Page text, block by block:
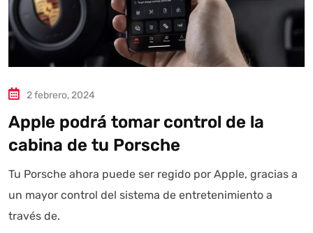
2 febrero, 2024
Apple podrá tomar control de la
cabina de tu Porsche
Tu Porsche ahora puede ser regido por Apple, gracias a
un mayor control del sistema de entretenimiento a
través de.